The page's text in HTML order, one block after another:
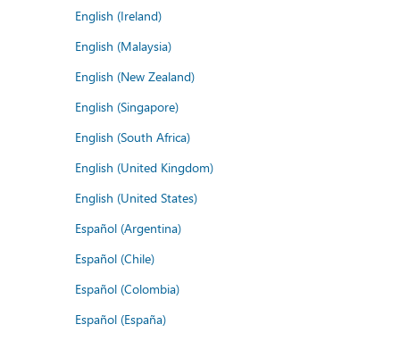
English (Ireland)
English (Malaysia)
English (New Zealand)
English (Singapore)
English (South Africa)
English (United Kingdom)
English (United States)
Español (Argentina)
Español (Chile)
Español (Colombia)
Español (España)